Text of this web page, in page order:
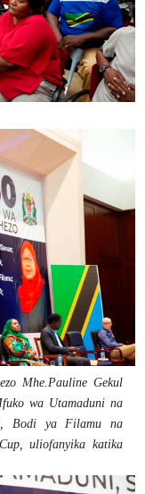
Mhe.Pauline Gekul
wa Utamaduni na
Bodi ya Filamu na
uliofanyika katika